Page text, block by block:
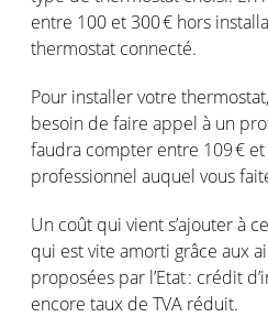
entre 100 et 300 € hors
thermostat connecté.
Pour installervotre thermostat,
besoin de faire appel à un
faudra compter entre 109 €
professionnel auquel vous
Un coût qui vients’ajouterà
qui estvite amorti grâce aux
proposées par l’Etat: crédit
encore taux de TVA réduit.